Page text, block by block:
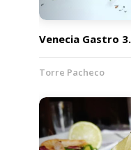
Venecia Gastro
Torre Pacheco